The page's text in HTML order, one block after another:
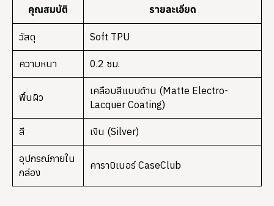
คุณสมบัติ รายละเอียด
วัสดุ Soft TPU
ความหนา 0.2 ซม.
พื้นผิว
เคลือบสีแบบด้าน (Matte Electro-
Lacquer Coating)
สี เงิน (Silver)
อุปกรณ์ภายใน
กล่อง
คาราบิเนอร์ CaseClub